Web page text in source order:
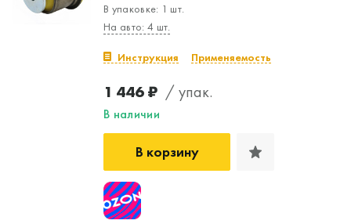
В упаковке: 1 шт.
На авто: 4 шт.
Инструкция Применяемость
1 446 ₽ / упак.
В наличии
В корзину